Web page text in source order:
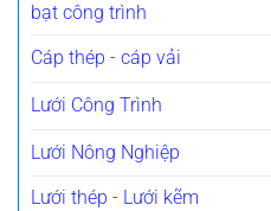
bạt công trình
Cáp thép - cáp vải
Lưới Công Trình
Lưới Nông Nghiệp
Lưới thép - Lưới kẽm